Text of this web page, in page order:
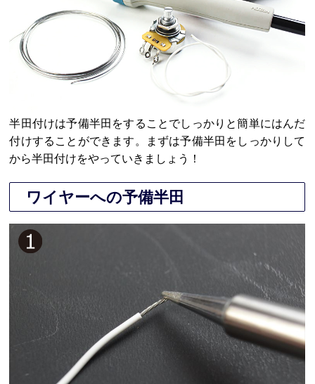
半田付けは予備半田をすることでしっかりと簡単にはんだ
付けすることができます。まずは予備半田をしっかりして
から半田付けをやっていきましょう！
ワイヤーへの予備半田